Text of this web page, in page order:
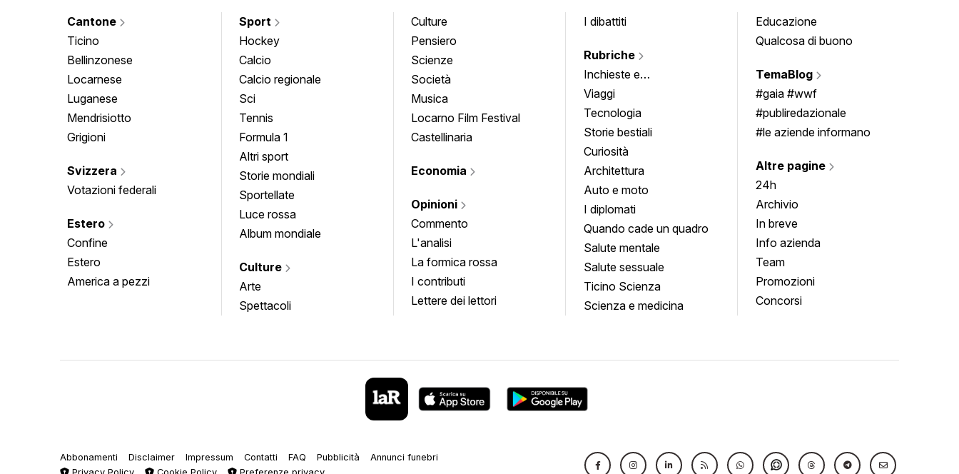
Cantone
Ticino
Bellinzonese
Locarnese
Luganese
Mendrisiotto
Grigioni
Svizzera
Votazioni federali
Estero
Confine
Estero
America a pezzi
Sport
Hockey
Calcio
Calcio regionale
Sci
Tennis
Formula 1
Altri sport
Storie mondiali
Sportellate
Luce rossa
Album mondiale
Culture
Arte
Spettacoli
Culture
Pensiero
Scienze
Società
Musica
Locarno Film Festival
Castellinaria
Economia
Opinioni
Commento
L'analisi
La formica rossa
I contributi
Lettere dei lettori
I dibattiti
Rubriche
Inchieste e
approfondimenti
Viaggi
Tecnologia
Storie bestiali
Curiosità
Architettura
Auto e moto
I diplomati
Quando cade un quadro
Salute mentale
Salute sessuale
Ticino Scienza
Scienza e medicina
Educazione
Qualcosa di buono
TemaBlog
#gaia #wwf
#publiredazionale
#le aziende informano
Altre pagine
24h
Archivio
In breve
Info azienda
Team
Promozioni
Concorsi
Abbonamenti Disclaimer Impressum Contatti FAQ Pubblicità
Annunci funebri